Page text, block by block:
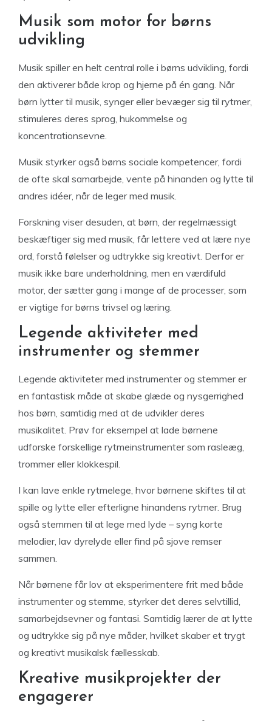
Musik som motor for børns
udvikling
Musik spiller en helt central rolle i børns udvikling, fordi
den aktiverer både krop og hjerne på én gang. Når
børn lytter til musik, synger eller bevæger sig til rytmer,
stimuleres deres sprog, hukommelse og
koncentrationsevne.
Musik styrker også børns sociale kompetencer, fordi
de ofte skal samarbejde, vente på hinanden og lytte til
andres idéer, når de leger med musik.
Forskning viser desuden, at børn, der regelmæssigt
beskæftiger sig med musik, får lettere ved at lære nye
ord, forstå følelser og udtrykke sig kreativt. Derfor er
musik ikke bare underholdning, men en værdifuld
motor, der sætter gang i mange af de processer, som
er vigtige for børns trivsel og læring.
Legende aktiviteter med
instrumenter og stemmer
Legende aktiviteter med instrumenter og stemmer er
en fantastisk måde at skabe glæde og nysgerrighed
hos børn, samtidig med at de udvikler deres
musikalitet. Prøv for eksempel at lade børnene
udforske forskellige rytmeinstrumenter som rasleæg,
trommer eller klokkespil.
I kan lave enkle rytmelege, hvor børnene skiftes til at
spille og lytte eller efterligne hinandens rytmer. Brug
også stemmen til at lege med lyde – syng korte
melodier, lav dyrelyde eller find på sjove remser
sammen.
Når børnene får lov at eksperimentere frit med både
instrumenter og stemme, styrker det deres selvtillid,
samarbejdsevner og fantasi. Samtidig lærer de at lytte
og udtrykke sig på nye måder, hvilket skaber et trygt
og kreativt musikalsk fællesskab.
Kreative musikprojekter der
engagerer